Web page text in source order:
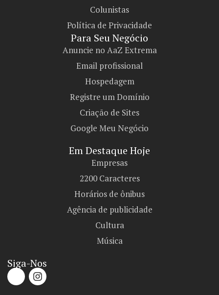
Colunistas
Política de Privacidade
Para Seu Negócio​
Anuncie no AaZ Extrema
Email profissional
Hospedagem
Registre um Domínio
Criação de Sites
Google Meu Negócio
Em Destaque Hoje
Empresas
2200 Caracteres
Horários de ônibus
Agência de publicidade
Cultura
Música
Siga-Nos